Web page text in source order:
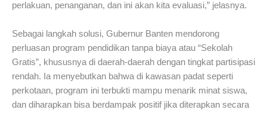
perlakuan, penanganan, dan ini akan kita evaluasi,” jelasnya.
Sebagai langkah solusi, Gubernur Banten mendorong
perluasan program pendidikan tanpa biaya atau “Sekolah
Gratis”, khususnya di daerah-daerah dengan tingkat partisipasi
rendah. Ia menyebutkan bahwa di kawasan padat seperti
perkotaan, program ini terbukti mampu menarik minat siswa,
dan diharapkan bisa berdampak positif jika diterapkan secara